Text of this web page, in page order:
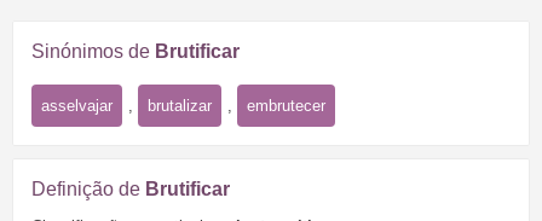
Sinónimos de Brutificar
asselvajar brutalizar embrutecer
Definição de Brutificar